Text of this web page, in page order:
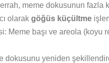
meme dokusunun fazla
olarak göğüs küçültme
Meme başı ve areola
dokusunu yeniden